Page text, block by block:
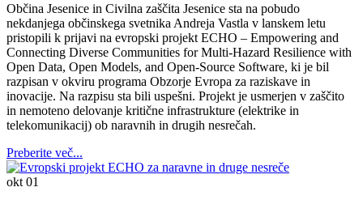
Občina Jesenice in Civilna zaščita Jesenice sta na pobudo
nekdanjega občinskega svetnika Andreja Vastla v lanskem letu
pristopili k prijavi na evropski projekt ECHO – Empowering and
Connecting Diverse Communities for Multi-Hazard Resilience with
Open Data, Open Models, and Open-Source Software, ki je bil
razpisan v okviru programa Obzorje Evropa za raziskave in
inovacije. Na razpisu sta bili uspešni. Projekt je usmerjen v zaščito
in nemoteno delovanje kritične infrastrukture (elektrike in
telekomunikacij) ob naravnih in drugih nesrečah.
Preberite več...
okt 01